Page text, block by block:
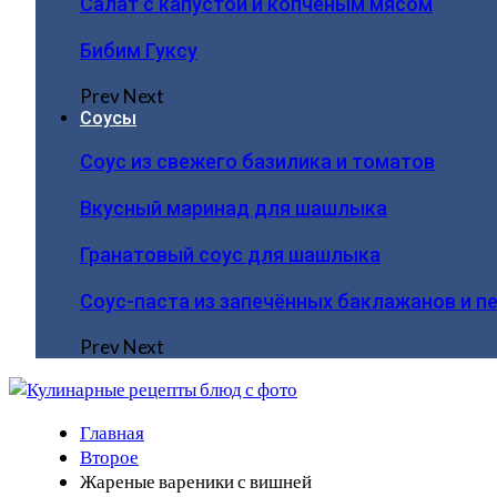
Бибим Гуксу
PrevNext
Соусы
Соус из свежего базилика и томатов
Вкусный маринад для шашлыка
Гранатовый соус для шашлыка
Соус-паста из запечённых баклажанов и
PrevNext
Главная
Второе
Жареные вареники с вишней